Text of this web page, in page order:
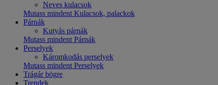
Neves kulacsok
Mutass mindent Kulacsok, palackok
Párnák
Kutyás párnák
Mutass mindent Párnák
Perselyek
Káromkodás perselyek
Mutass mindent Perselyek
Trágár bögre
Trendek